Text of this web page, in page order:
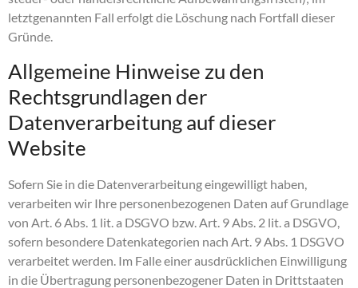
letztgenannten Fall erfolgt die Löschung nach Fortfall dieser
Gründe.
Allgemeine Hinweise zu den
Rechtsgrundlagen der
Datenverarbeitung auf dieser
Website
Sofern Sie in die Datenverarbeitung eingewilligt haben,
verarbeiten wir Ihre personenbezogenen Daten auf Grundlage
von Art. 6 Abs. 1 lit. a DSGVO bzw. Art. 9 Abs. 2 lit. a DSGVO,
sofern besondere Datenkategorien nach Art. 9 Abs. 1 DSGVO
verarbeitet werden. Im Falle einer ausdrücklichen Einwilligung
in die Übertragung personenbezogener Daten in Drittstaaten